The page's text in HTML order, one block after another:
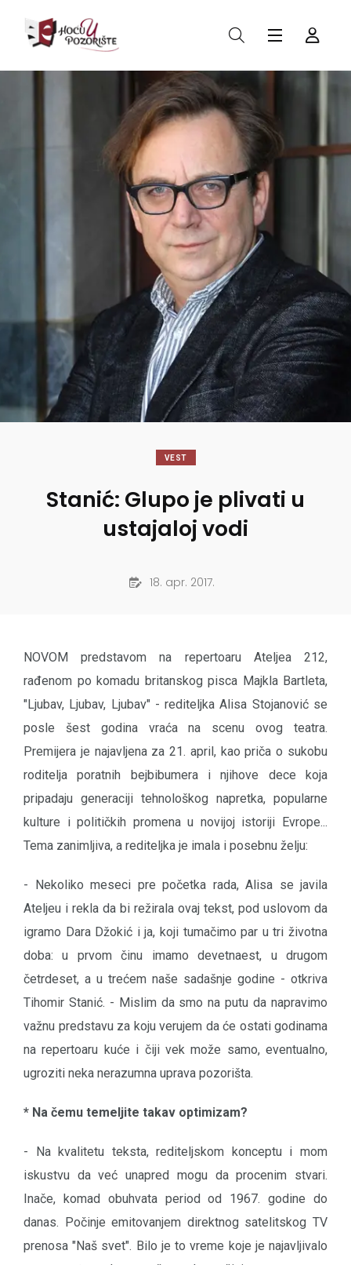
VEST
Stanić: Glupo je plivati u
ustajaloj vodi
18. apr. 2017.
NOVOM predstavom na repertoaru Ateljea 212,
rađenom po komadu britanskog pisca Majkla Bartleta,
"Ljubav, Ljubav, Ljubav" - rediteljka Alisa Stojanović se
posle šest godina vraća na scenu ovog teatra.
Premijera je najavljena za 21. april, kao priča o sukobu
roditelja poratnih bejbibumera i njihove dece koja
pripadaju generaciji tehnološkog napretka, popularne
kulture i političkih promena u novijoj istoriji Evrope...
Tema zanimljiva, a rediteljka je imala i posebnu želju:
- Nekoliko meseci pre početka rada, Alisa se javila
Ateljeu i rekla da bi režirala ovaj tekst, pod uslovom da
igramo Dara Džokić i ja, koji tumačimo par u tri životna
doba: u prvom činu imamo devetnaest, u drugom
četrdeset, a u trećem naše sadašnje godine - otkriva
Tihomir Stanić. - Mislim da smo na putu da napravimo
važnu predstavu za koju verujem da će ostati godinama
na repertoaru kuće i čiji vek može samo, eventualno,
ugroziti neka nerazumna uprava pozorišta.
* Na čemu temeljite takav optimizam?
- Na kvalitetu teksta, rediteljskom konceptu i mom
iskustvu da već unapred mogu da procenim stvari.
Inače, komad obuhvata period od 1967. godine do
danas. Počinje emitovanjem direktnog satelitskog TV
prenosa "Naš svet". Bilo je to vreme koje je najavljivalo